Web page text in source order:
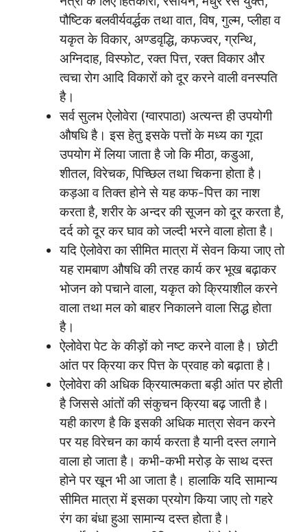
पौष्टिक बलवीर्यवर्द्धक तथा वात, विष, गुल्म, प्लीहा व
यकृत के विकार, अण्डवृद्धि, कफज्वर, ग्रन्थि,
अग्निदाह, विस्फोट, रक्त पित्त, रक्त विकार और
त्वचा रोग आदि विकारों को दूर करने वाली वनस्पति
है।
सर्व सुलभ ऐलोवेरा (ग्वारपाठा) अत्यन्त ही उपयोगी
औषधि है। इस हेतु इसके पत्तों के मध्य का गूदा
उपयोग में लिया जाता है जो कि मीठा, कडुआ,
शीतल, विरेचक, पिच्छिल तथा चिकना होता है।
कड़आ व तिक्त होने से यह कफ-पित्त का नाश
करता है, शरीर के अन्दर की सूजन को दूर करता है,
दर्द को दूर कर घाव को जल्दी भरने वाला होता है।
यदि ऐलोवेरा का सीमित मात्रा में सेवन किया जाए तो
यह रामबाण औषधि की तरह कार्य कर भूख बढ़ाकर
भोजन को पचाने वाला, यकृत को क्रियाशील करने
वाला तथा मल को बाहर निकालने वाला सिद्ध होता
है।
ऐलोवेरा पेट के कीड़ों को नष्ट करने वाला है। छोटी
आंत पर क्रिया कर पित्त के प्रवाह को बढ़ाता है।
ऐलोवेरा की अधिक क्रियात्मकता बड़ी आंत पर होती
है जिससे आंतों की संकुचन क्रिया बढ़ जाती है।
यही कारण है कि इसकी अधिक मात्रा सेवन करने
पर यह विरेचन का कार्य करता है यानी दस्त लगाने
वाला हो जाता है। कभी-कभी मरोड़ के साथ दस्त
होने पर खून भी आ जाता है। हालाकि यदि सामान्य
सीमित मात्रा में इसका प्रयोग किया जाए तो गहरे
रंग का बंधा हुआ सामान्य दस्त होता है।